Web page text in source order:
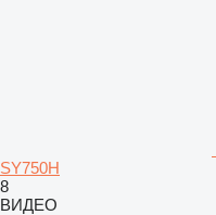
SY750H
8
ВИДЕО